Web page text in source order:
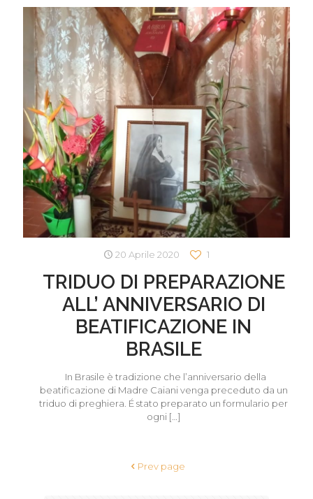
20 Aprile 2020 1
TRIDUO DI PREPARAZIONE
ALL’ ANNIVERSARIO DI
BEATIFICAZIONE IN
BRASILE
In Brasile è tradizione che l’anniversario della
beatificazione di Madre Caiani venga preceduto da un
triduo di preghiera. É stato preparato un formulario per
ogni […]
Prev page